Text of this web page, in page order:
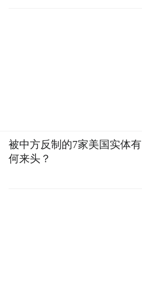
被中方反制的7家美国实体有
何来头？